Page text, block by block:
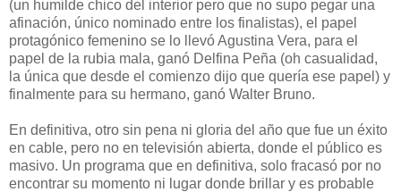
(un humilde chico del interior pero que no supo pegar una
afinación, único nominado entre los finalistas), el papel
protagónico femenino se lo llevó Agustina Vera, para el
papel de la rubia mala, ganó Delfina Peña (oh casualidad,
la única que desde el comienzo dijo que quería ese papel) y
finalmente para su hermano, ganó Walter Bruno.
En definitiva, otro sin pena ni gloria del año que fue un éxito
en cable, pero no en televisión abierta, donde el público es
masivo. Un programa que en definitiva, solo fracasó por no
encontrar su momento ni lugar donde brillar y es probable